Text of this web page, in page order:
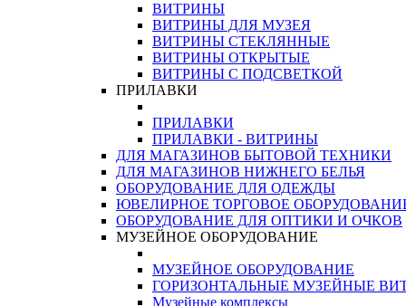
ВИТРИНЫ
ВИТРИНЫ ДЛЯ МУЗЕЯ
ВИТРИНЫ СТЕКЛЯННЫЕ
ВИТРИНЫ ОТКРЫТЫЕ
ВИТРИНЫ С ПОДСВЕТКОЙ
ПРИЛАВКИ
ПРИЛАВКИ
ПРИЛАВКИ - ВИТРИНЫ
ДЛЯ МАГАЗИНОВ БЫТОВОЙ ТЕХНИКИ
ДЛЯ МАГАЗИНОВ НИЖНЕГО БЕЛЬЯ
ОБОРУДОВАНИЕ ДЛЯ ОДЕЖДЫ
ЮВЕЛИРНОЕ ТОРГОВОЕ
ОБОРУДОВАНИЕ ДЛЯ ОПТИКИ И ОЧКОВ
МУЗЕЙНОЕ ОБОРУДОВАНИЕ
МУЗЕЙНОЕ ОБОРУДОВАНИЕ
ГОРИЗОНТАЛЬНЫЕ МУЗЕЙНЫЕ
Музейные комплексы